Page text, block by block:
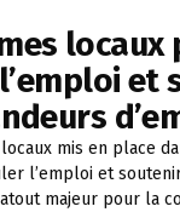
locaux
et
mis en place
l’emploi et
majeur pour la